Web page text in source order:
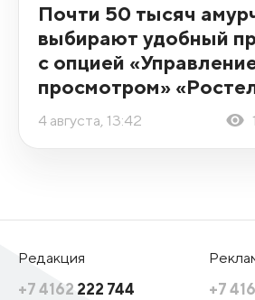
Почти 50 тысяч
выбирают удобный
с опцией
просмотром»
4 августа, 13:42
Редакция
+7 4162 222 744
+7